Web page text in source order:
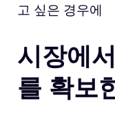
고 싶은 경우에
시장에
를 확보